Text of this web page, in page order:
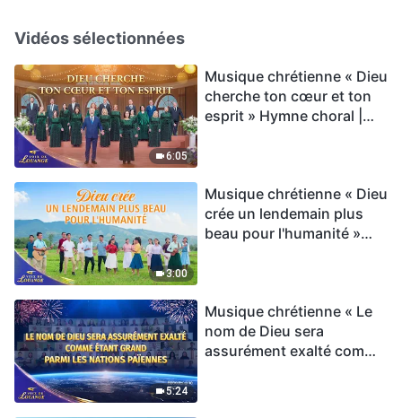
Vidéos sélectionnées
6:05
Musique chrétienne « Dieu
cherche ton cœur et ton
esprit » Hymne choral |
3:00
Musique chrétienne « Dieu
crée un lendemain plus
beau pour l'humanité »
5:24
Musique chrétienne « Le
nom de Dieu sera
assurément exalté comme